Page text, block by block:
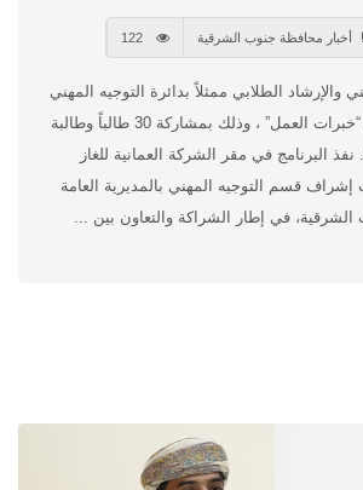
أخبار محافظة جنوب الشرقية
والإرشاد الطلابي ممثلاً بدائرة التوجيه المهني
بوزارة فعاليات برنامج “خبرات العمل” ، وذلك بمشاركة 30 طالباً وطالبة
البرنامج في مقر الشركة العمانية للغاز
قسم التوجيه المهني بالمديرية العامة
في إطار الشراكة والتعاون بين ...